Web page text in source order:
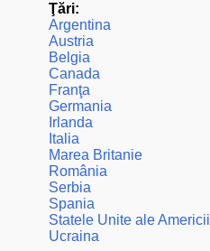
Ţări:
Argentina
Austria
Belgia
Canada
Franţa
Germania
Irlanda
Italia
Marea Britanie
România
Serbia
Spania
Statele Unite ale Americii
Ucraina